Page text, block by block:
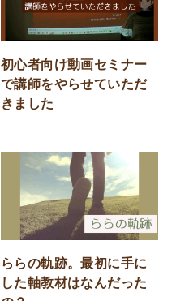
初心者向け動画セミナー
で講師をやらせていただ
きました
ららの軌跡。最初に手に
した軸教材はなんだった